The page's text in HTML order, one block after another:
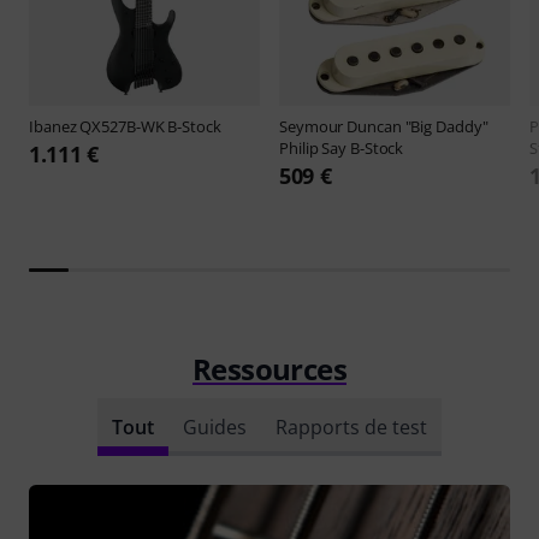
IbanezQX527B-WK B-Stock
1.111 €
Seymour Duncan "Big Daddy"
Philip Say B-Stock
509 €
Ressources
Tout Guides Rapports de test